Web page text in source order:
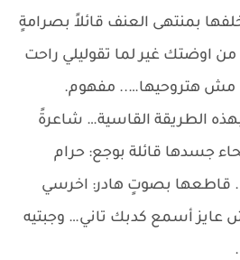
بمنتهى العنف قائلاً بصرامةٍ
اوضتك غير لما تقوليلي راحت
مش هتروحيها….. مفهوم.
الطريقة القاسية… شاعرةً
جسدها قائلة بوجع: حرام
قاطعها بصوتٍ هادر: اخرسي
أسمع كدبك تاني… وجبتيه